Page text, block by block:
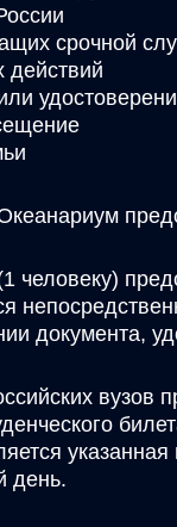
срочной
действий
документа,
вузов
день.